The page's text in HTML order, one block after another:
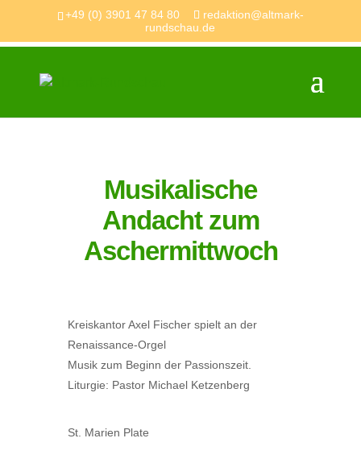
+49 (0) 3901 47 84 80
redaktion@altmark-
rundschau.de
Musikalische
Andacht zum
Aschermittwoch
Kreiskantor Axel Fischer spielt an der
Renaissance-Orgel
Musik zum Beginn der Passionszeit.
Liturgie: Pastor Michael Ketzenberg
St. Marien Plate